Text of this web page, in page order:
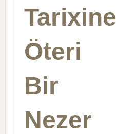
Tarixine
Öteri
Bir
Nezer